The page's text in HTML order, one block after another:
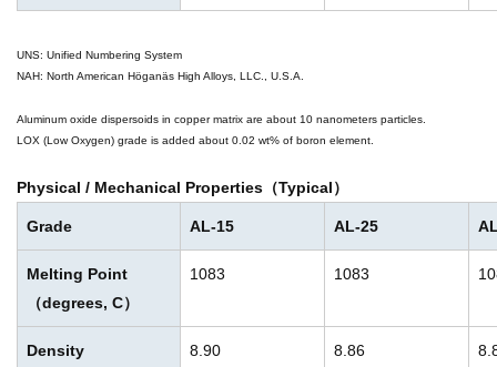
UNS: Unified Numbering System
NAH: North American Höganäs High Alloys, LLC., U.S.A.
Aluminum oxide dispersoids in copper matrix are about 10 nanometers particles.
LOX (Low Oxygen) grade is added about 0.02 wt% of boron element.
Physical / Mechanical Properties（Typical）
Grade AL-15 AL-25
Melting Point
（degrees, C）
1083 1083
Density
8.90 8.86